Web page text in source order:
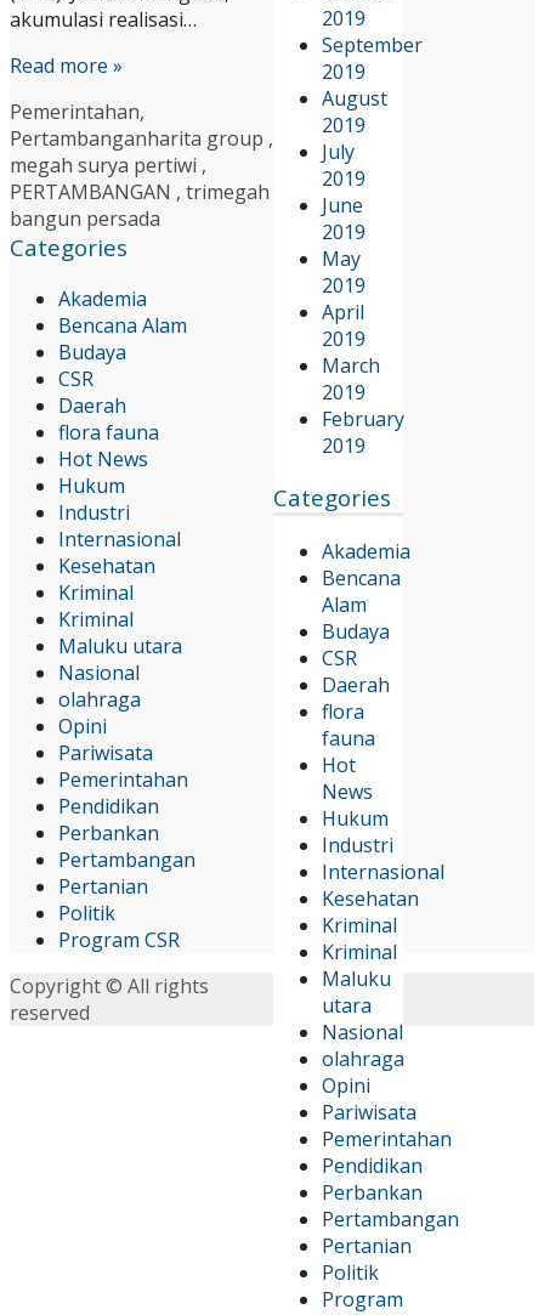
2019
September
2019
August
2019
July
2019
June
2019
May
2019
April
2019
March
2019
February
2019
Categories
Akademia
Bencana
Alam
Budaya
CSR
Daerah
flora
fauna
Hot
News
Hukum
Industri
Internasional
Kesehatan
Kriminal
Kriminal
Maluku
utara
Nasional
olahraga
Opini
Pariwisata
Pemerintahan
Pendidikan
Perbankan
Pertambangan
Pertanian
Politik
Program
akumulasi realisasi…
Read more »
Pemerintahan,
Pertambanganharita group ,
megah surya pertiwi ,
PERTAMBANGAN , trimegah
bangun persada
Categories
Akademia
Bencana Alam
Budaya
CSR
Daerah
flora fauna
Hot News
Hukum
Industri
Internasional
Kesehatan
Kriminal
Kriminal
Maluku utara
Nasional
olahraga
Opini
Pariwisata
Pemerintahan
Pendidikan
Perbankan
Pertambangan
Pertanian
Politik
Program CSR
Copyright © All rights
reserved